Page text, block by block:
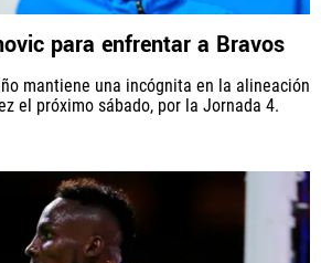
para enfrentar a Bravos
mantiene una incógnita en la alineación
el próximo sábado, por la Jornada 4.